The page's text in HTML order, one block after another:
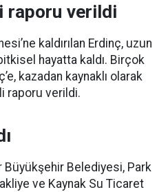
raporu verildi
kaldırılan Erdinç, uzun
hayatta kaldı. Birçok
kazadan kaynaklı olarak
raporu verildi.
Büyükşehir Belediyesi, Park
ve Kaynak Su Ticaret